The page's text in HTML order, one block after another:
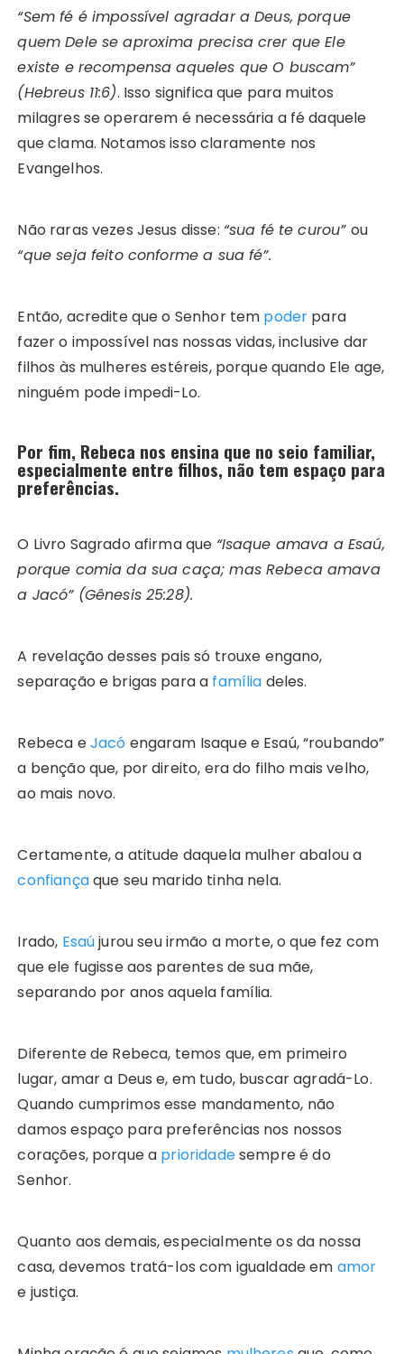
“Sem fé é impossível agradar a Deus, porque
quem Dele se aproxima precisa crer que Ele
existe e recompensa aqueles que O buscam”
(Hebreus 11:6). Isso significa que para muitos
milagres se operarem é necessária a fé daquele
que clama. Notamos isso claramente nos
Evangelhos.
Não raras vezes Jesus disse: “sua fé te curou” ou
“que seja feito conforme a sua fé”.
Então, acredite que o Senhor tem poder para
fazer o impossível nas nossas vidas, inclusive dar
filhos às mulheres estéreis, porque quando Ele age,
ninguém pode impedi-Lo.
Por fim, Rebeca nos ensina que no seio familiar,
especialmente entre filhos, não tem espaço para
preferências.
O Livro Sagrado afirma que “Isaque amava a Esaú,
porque comia da sua caça; mas Rebeca amava
a Jacó” (Gênesis 25:28).
A revelação desses pais só trouxe engano,
separação e brigas para a família deles.
Rebeca eJacó engaram Isaque e Esaú, “roubando”
a benção que, por direito, era do filho mais velho,
ao mais novo.
Certamente, a atitude daquela mulher abalou a
confiançaque seu marido tinha nela.
Irado, Esaújurou seu irmão a morte, o que fez com
que ele fugisse aos parentes de sua mãe,
separando por anos aquela família.
Diferente de Rebeca, temos que, em primeiro
lugar, amar a Deus e, em tudo, buscar agradá-Lo.
Quando cumprimos esse mandamento, não
damos espaço para preferências nos nossos
corações, porque a prioridadesempre é do
Senhor.
Quanto aos demais, especialmente os da nossa
casa, devemos tratá-los com igualdade em amor
e justiça.